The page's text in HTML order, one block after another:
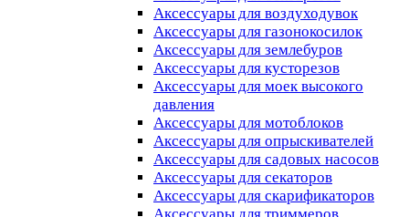
Аксессуары для воздуходувок
Аксессуары для газонокосилок
Аксессуары для землебуров
Аксессуары для кусторезов
Аксессуары для моек высокого
давления
Аксессуары для мотоблоков
Аксессуары для опрыскивателей
Аксессуары для садовых насосов
Аксессуары для секаторов
Аксессуары для скарификаторов